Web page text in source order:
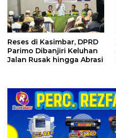
Reses di Kasimbar, DPRD
Parimo Dibanjiri Keluhan
Jalan Rusak hingga Abrasi